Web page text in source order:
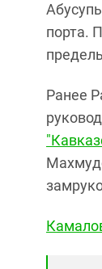
порта.
Ранее